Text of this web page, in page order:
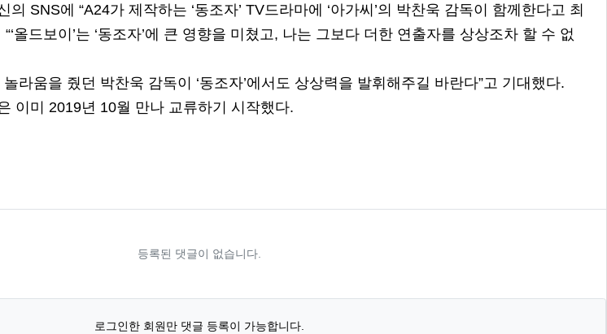
SNS에 “A24가 제작하는 ‘동조자’ TV드라마에 ‘아가씨’의 박찬욱 감독이 함께한다고 최
올드보이’는 ‘동조자’에 큰 영향을 미쳤고, 나는 그보다 더한 연출자를 상상조차 할 수 없
놀라움을 줬던 박찬욱 감독이 ‘동조자’에서도 상상력을 발휘해주길 바란다”고 기대했다.
이미 2019년 10월 만나 교류하기 시작했다.
등록된 댓글이 없습니다.
로그인한 회원만 댓글 등록이 가능합니다.